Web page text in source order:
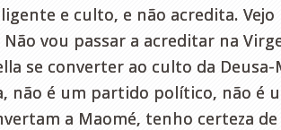
e culto, e não acredita. Vejo
vou passar a acreditar na
se converter ao culto da
não é um partido político, não é
a Maomé, tenho certeza